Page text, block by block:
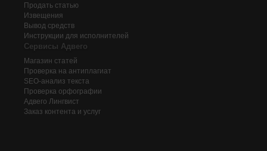
Продать статью
Извещения
Вывод средств
Инструкции для исполнителей
Сервисы Адвего
Магазин статей
Проверка на антиплагиат
SEO-анализ текста
Проверка орфографии
Адвего Лингвист
Заказ контента и услуг